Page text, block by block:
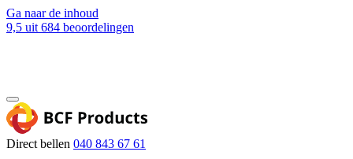
Ga naar de inhoud
9,5 uit 684 beoordelingen
Direct bellen 040 843 67 61